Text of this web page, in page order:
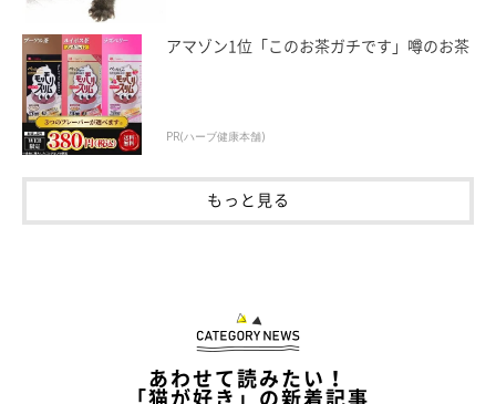
猫というと俊敏な走りのイメージをもつ人も多いかもしれませ
が走りには向いていないのです。
もし動物界で長距離走をしたら、爪をスパイクのように使って地
アマゾン1位「このお茶ガチです」噂のお茶
PR(ハーブ健康本舗)
もっと見る
あわせて読みたい！
「猫が好き」の新着記事